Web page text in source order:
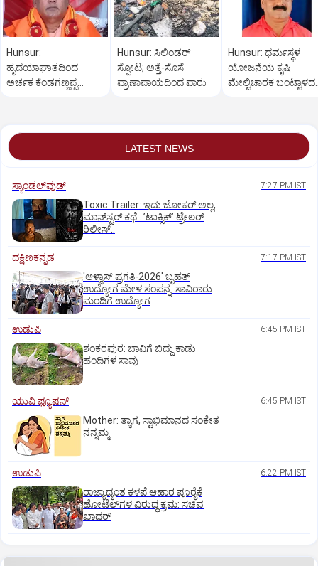
Hunsur:
ಹೃದಯಾಘಾತದಿಂದ
ಅರ್ಚಕ ಕೆಂಡಗಣ್ಣಪ್ಪ
Hunsur: ಸಿಲಿಂಡರ್
ಸ್ಪೋಟ; ಅತ್ತೆ-ಸೊಸೆ
ಪ್ರಾಣಾಪಾಯದಿಂದ ಪಾರು
Hunsur: ಧರ್ಮಸ್ಥಳ
ಯೋಜನೆಯ ಕೃಷಿ
ಮೇಲ್ವಿಚಾರಕ ಬಂಟ್ವಾಳದ
LATEST NEWS
ಸ್ಯಾಂಡಲ್‌ವುಡ್‌ 7:27 PM IST
Toxic Trailer: ಇದು ಜೋಕರ್‌ ಅಲ್ಲ,
ಮಾನ್‌ಸ್ಟರ್‌ ಕಥೆ.. ʼಟಾಕ್ಸಿಕ್‌ʼ ಟ್ರೇಲರ್‌
ರಿಲೀಸ್..
ದಕ್ಷಿಣಕನ್ನಡ 7:17 PM IST
'ಆಳ್ವಾಸ್‌ ಪ್ರಗತಿ-2026' ಬೃಹತ್
ಉದ್ಯೋಗ ಮೇಳ ಸಂಪನ್ನ: ಸಾವಿರಾರು
ಮಂದಿಗೆ ಉದ್ಯೋಗ
ಉಡುಪಿ 6:45 PM IST
ಶಂಕರಪುರ: ಬಾವಿಗೆ ಬಿದ್ದು ಕಾಡು
ಹಂದಿಗಳ ಸಾವು
ಯುವಿ ಫ್ಯೂಷನ್ 6:45 PM IST
Mother: ತ್ಯಾಗ, ಸ್ವಾಭಿಮಾನದ ಸಂಕೇತ
ನನ್ನಮ್ಮ
ಉಡುಪಿ 6:22 PM IST
ರಾಜ್ಯಾದ್ಯಂತ ಕಳಪೆ ಆಹಾರ ಪೂರೈಕೆ
ಹೋಟೆಲ್‌ಗಳ ವಿರುದ್ಧ ಕ್ರಮ: ಸಚಿವ
ಖಾದರ್